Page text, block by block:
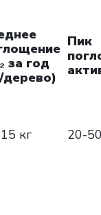
за год
дерево)
Пик
кг 20-